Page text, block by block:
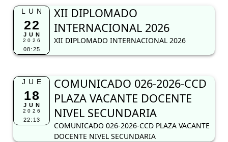
LUN
22
JUN
2026
08:25
XII DIPLOMADO
INTERNACIONAL 2026
XII DIPLOMADO INTERNACIONAL 2026
JUE
18
JUN
2026
22:13
COMUNICADO 026-2026-CCD
PLAZA VACANTE DOCENTE
NIVEL SECUNDARIA
COMUNICADO 026-2026-CCD PLAZA VACANTE
DOCENTE NIVEL SECUNDARIA